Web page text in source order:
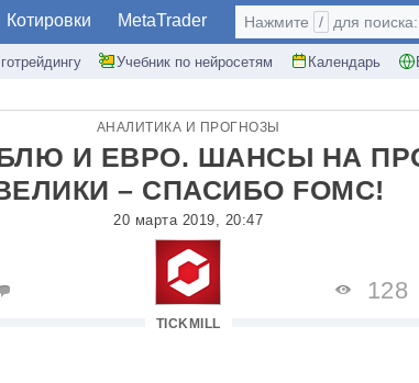
Котировки MetaTrader
Учебник по нейросетям Календарь
Нажмите / для
АНАЛИТИКА И ПРОГНОЗЫ
И ЕВРО. ШАНСЫ НА
– СПАСИБО FOMC!
20 марта 2019, 20:47
TICKMILL
128